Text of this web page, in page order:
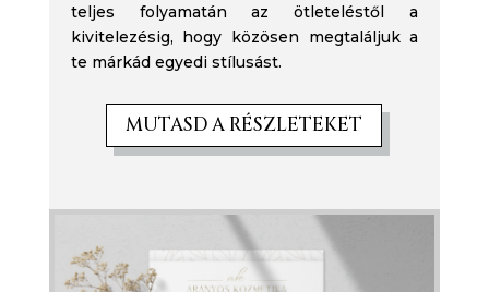
teljes folyamatán az ötleteléstől a
kivitelezésig, hogy közösen megtaláljuk a
te márkád egyedi stílusást.
MUTASD A RÉSZLETEKET